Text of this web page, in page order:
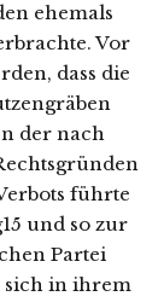
ehemals
Vor
dass die
der nach
führte
und so zur
Partei
sich in ihrem